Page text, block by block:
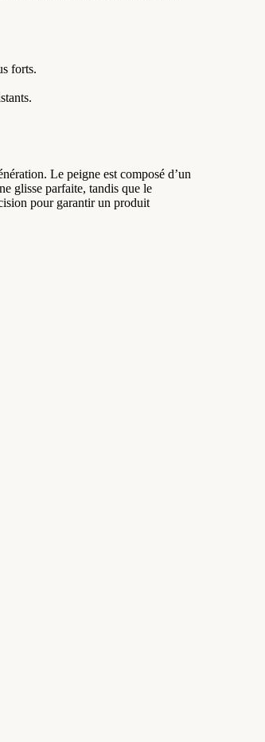
forts.
Le peigne est composé d’un
glisse parfaite, tandis que le
pour garantir un produit